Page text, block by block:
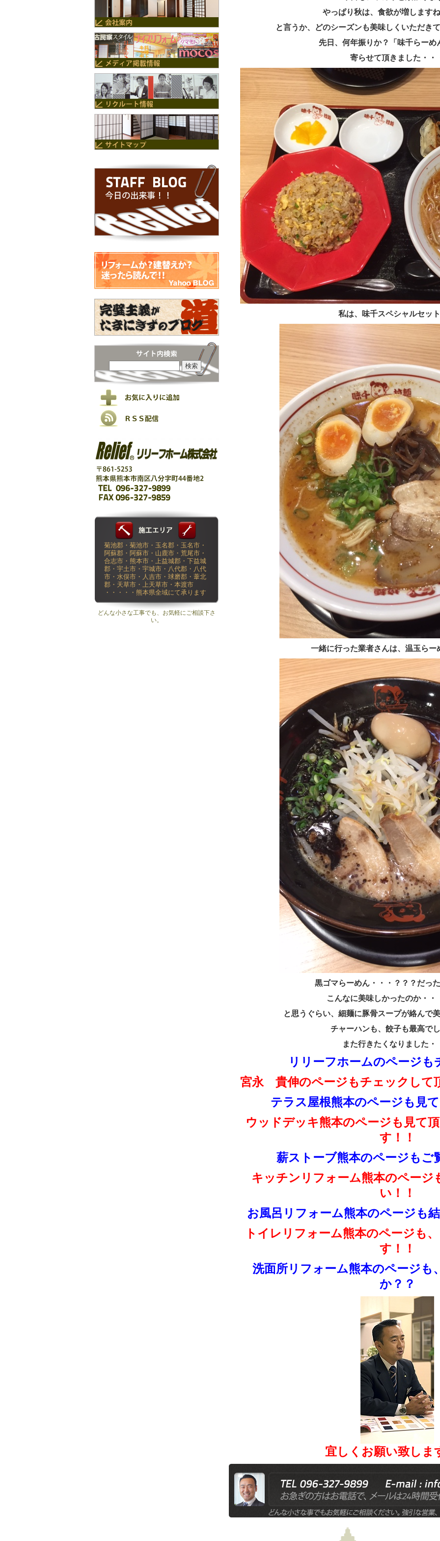
やっぱり秋は、食欲が増します
と言うか、どのシーズンも美味しくいただき
先日、何年振りか？「味千らーめ
寄らせて頂きました・・
私は、味千スペシャルセッ
一緒に行った業者さんは、温玉らー
黒ゴマらーめん・・・？？？だっ
こんなに美味しかったのか・・
と思うぐらい、細麺に豚骨スープが絡んで
チャーハンも、餃子も最高で
また行きたくなりました・
リリーフホームのページも
宮永 貴伸のページもチェックして
テラス屋根熊本のページも見
ウッドデッキ熊本のページも見て
す！！
薪ストーブ熊本のページもご
キッチンリフォーム熊本のページ
い！！
お風呂リフォーム熊本のページも
トイレリフォーム熊本のページも
す！！
洗面所リフォーム熊本のページも
か？？
宜しくお願い致しま
菊池郡・菊池市・玉名郡・玉名市・
阿蘇郡・阿蘇市・山鹿市・荒尾市・
合志市・熊本市・上益城郡・下益城
郡・宇土市・宇城市・八代郡・八代
市・水俣市・人吉市・球磨郡・葦北
郡・天草市・上天草市・本渡市
・・・・・熊本県全域にて承ります
どんな小さな工事でも、お気軽にご相談下さ
い。